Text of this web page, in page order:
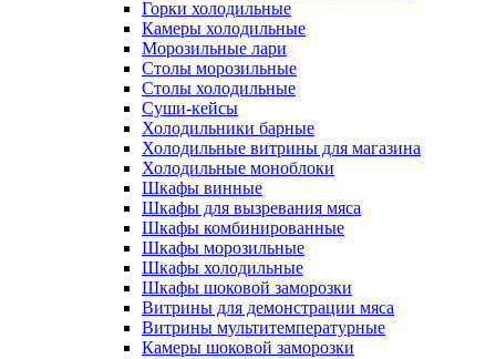
Горки холодильные
Камеры холодильные
Морозильные лари
Столы морозильные
Столы холодильные
Суши-кейсы
Холодильники барные
Холодильные витрины для магазина
Холодильные моноблоки
Шкафы винные
Шкафы для вызревания мяса
Шкафы комбинированные
Шкафы морозильные
Шкафы холодильные
Шкафы шоковой заморозки
Витрины для демонстрации мяса
Витрины мультитемпературные
Камеры шоковой заморозки